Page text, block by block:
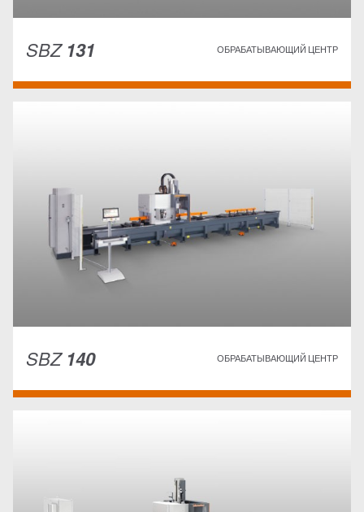
SBZ 131 ОБРАБАТЫВАЮЩИЙ ЦЕНТР
SBZ 140 ОБРАБАТЫВАЮЩИЙ ЦЕНТР